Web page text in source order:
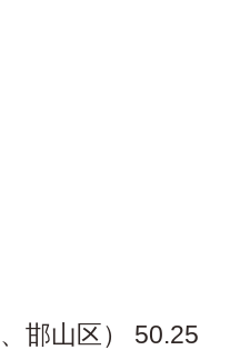
邯山区） 50.25